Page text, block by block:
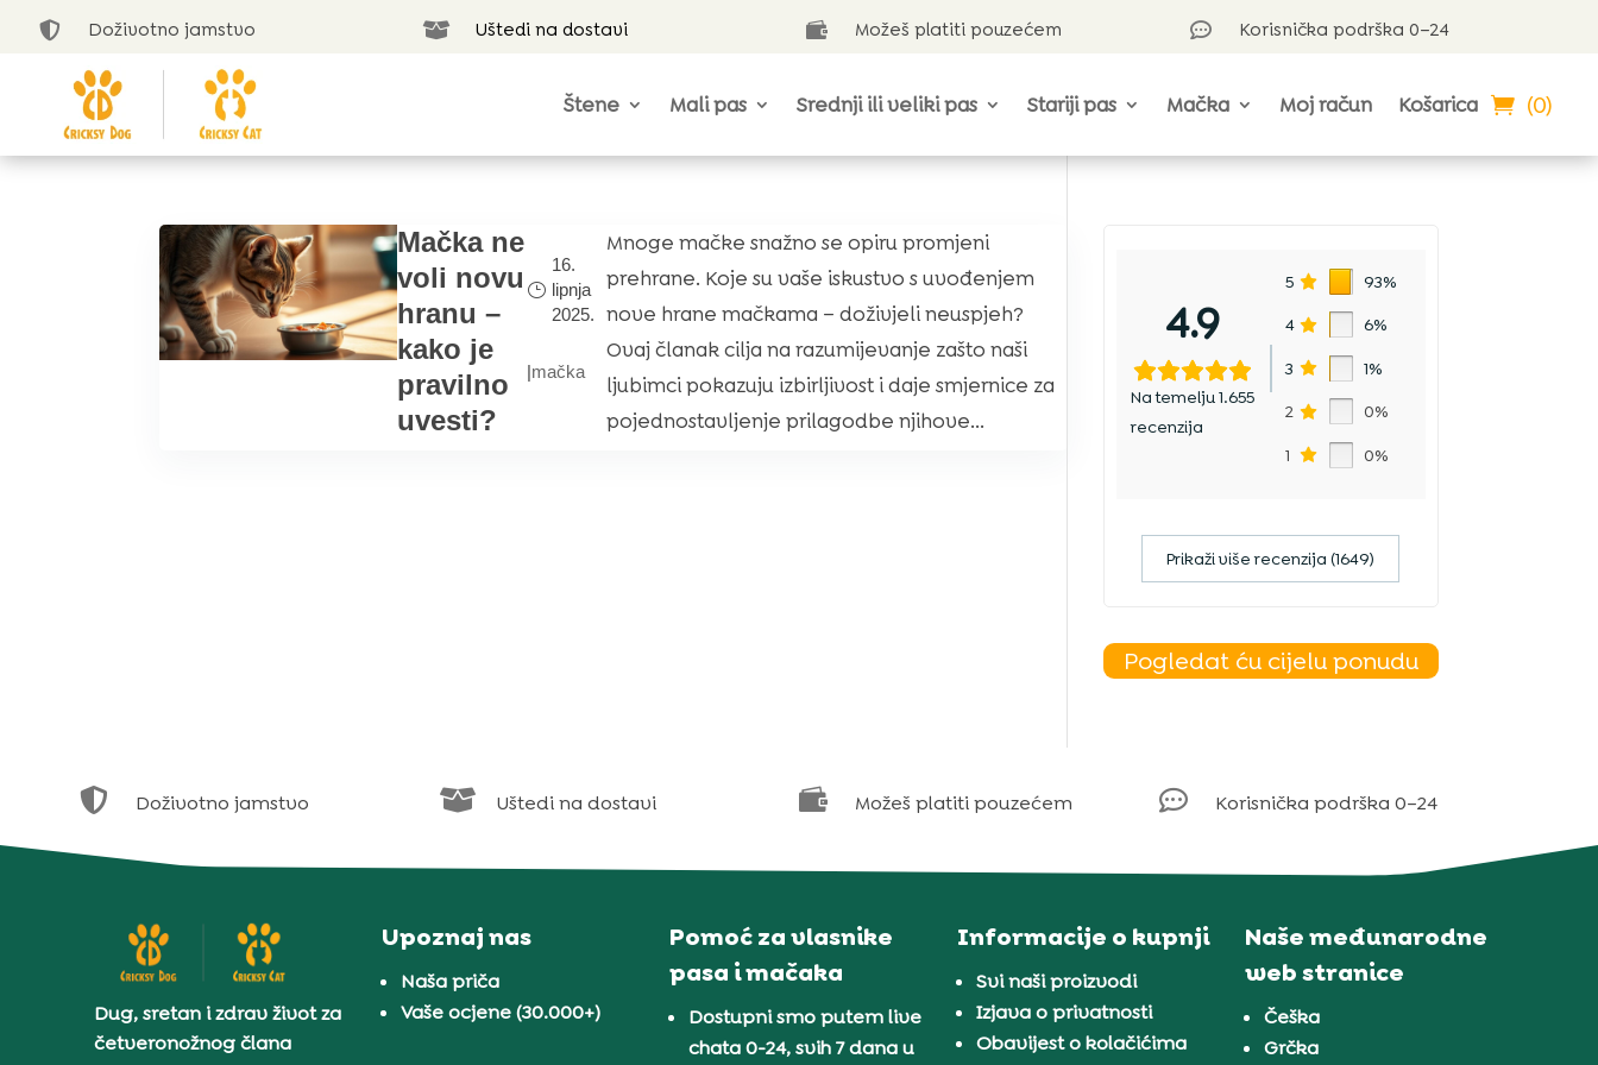
 Doživotno jamstvo  Uštedi na dostavi  Možeš platiti pouzećem  Korisnička podrška 0–24
Štene Mali pas Srednji ili veliki pas Stariji pas Mačka Moj račun Košarica (0)
Mačka ne
voli novu
hranu –
kako je
pravilno
uvesti?
16.
lipnja
2025.
|mačka
Mnoge mačke snažno se opiru promjeni
prehrane. Koje su vaše iskustvo s uvođenjem
nove hrane mačkama – doživjeli neuspjeh?
Ovaj članak cilja na razumijevanje zašto naši
ljubimci pokazuju izbirljivost i daje smjernice za
pojednostavljenje prilagodbe njihove...
4.9
Na temelju 1.655
recenzija
5 93%
4 6%
3 1%
2 0%
1 0%
Prikaži više recenzija (1649)
Pogledat ću cijelu ponudu
 Doživotno jamstvo  Uštedi na dostavi  Možeš platiti pouzećem  Korisnička podrška 0–24
Dug, sretan i zdrav život za
četveronožnog člana
Upoznaj nas
Naša priča
Vaše ocjene (30.000+)
Pomoć za vlasnike
pasa i mačaka
Dostupni smo putem live
chata 0-24, svih 7 dana u
Informacije o kupnji
Svi naši proizvodi
Izjava o privatnosti
Obavijest o kolačićima
Naše međunarodne
web stranice
Češka
Grčka